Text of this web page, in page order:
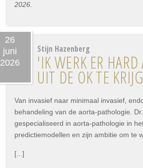
2026.
26
juni
2026
Stijn Hazenberg
'IK WERK ER
UIT DE OK TE
Van invasief naar minimaal invasief,
behandeling van de aorta-pathologie.
gespecialiseerd in aorta-pathologie in
predictiemodellen en zijn ambitie om te
[...]